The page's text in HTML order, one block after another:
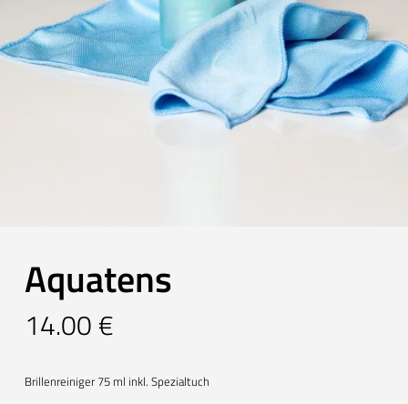
Aquatens
14.00€
Brillenreiniger 75 ml inkl. Spezialtuch